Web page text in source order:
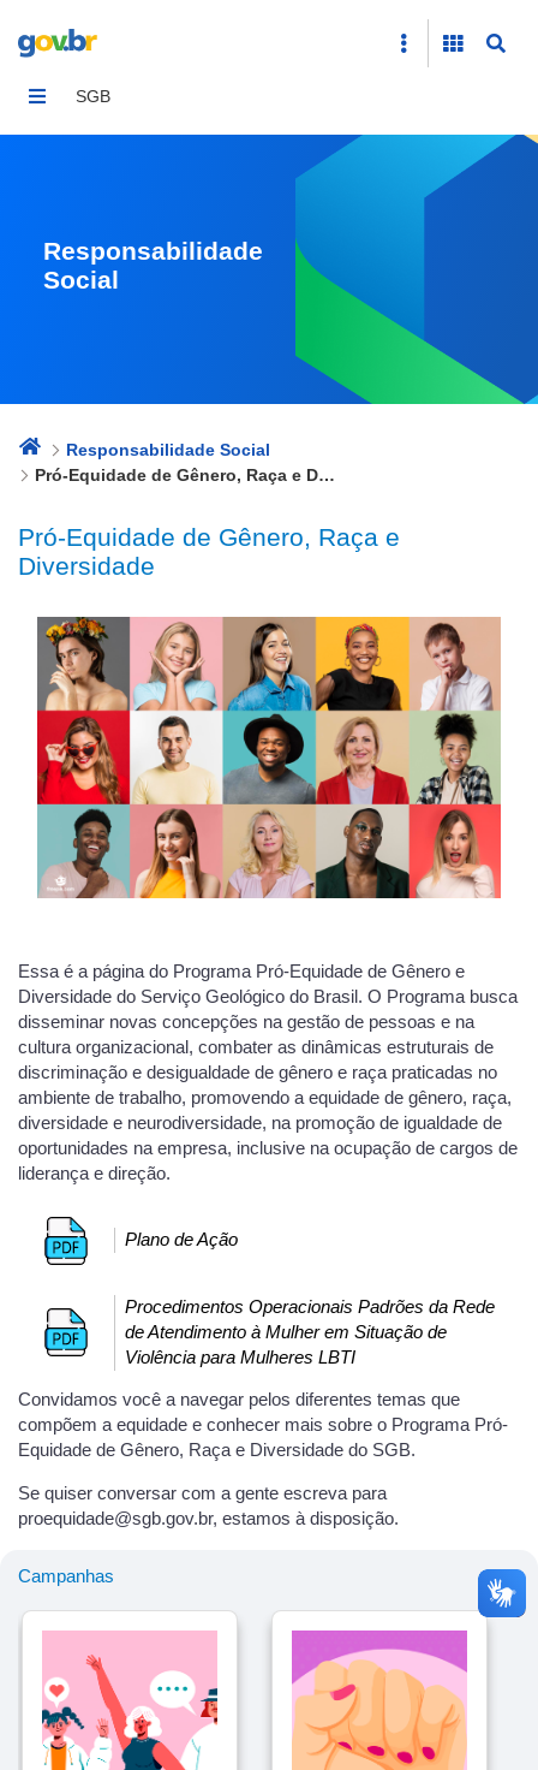
SGB
Responsabilidade
Social
Responsabilidade Social
Pró-Equidade de Gênero, Raça e Diversidade
Pró-Equidade de Gênero, Raça e
Diversidade
Essa é a página do Programa Pró-Equidade de Gênero e
Diversidade do Serviço Geológico do Brasil. O Programa busca
disseminar novas concepções na gestão de pessoas e na
cultura organizacional, combater as dinâmicas estruturais de
discriminação e desigualdade de gênero e raça praticadas no
ambiente de trabalho, promovendo a equidade de gênero, raça,
diversidade e neurodiversidade, na promoção de igualdade de
oportunidades na empresa, inclusive na ocupação de cargos de
liderança e direção.
Plano de Ação
Procedimentos Operacionais Padrões da Rede
de Atendimento à Mulher em Situação de
Violência para Mulheres LBTI
Convidamos você a navegar pelos diferentes temas que
compõem a equidade e conhecer mais sobre o Programa Pró-
Equidade de Gênero, Raça e Diversidade do SGB.
Se quiser conversar com a gente escreva para
proequidade@sgb.gov.br, estamos à disposição.
Campanhas